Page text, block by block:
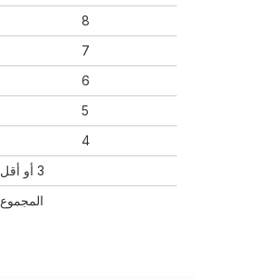
8
7
6
5
4
3 أو أقل
المجموع